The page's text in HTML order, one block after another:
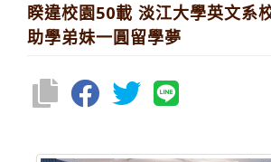
睽違校園50載 淡江大學英文系
助學弟妹一圓留學夢